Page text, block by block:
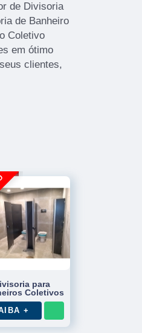
de Divisoria
de Banheiro
Coletivo
em ótimo
clientes,
para
Coletivos
+